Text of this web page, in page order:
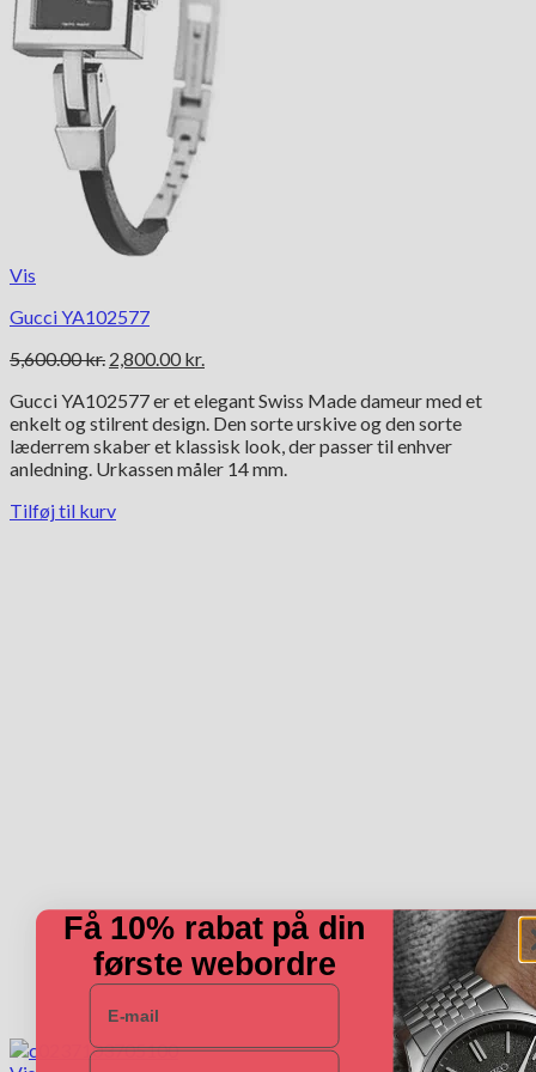
Vis
Gucci YA102577
5,600.00kr. Den
pris
var:
5,600.00 kr..
2,800.00 kr.
pris
er:
2,800.00 kr..
Gucci YA102577 er et elegant Swiss Made dameur med et
enkelt og stilrent design. Den sorte urskive og den sorte
læderrem skaber et klassisk look, der passer til enhver
anledning. Urkassen måler 14 mm.
Tilføj til kurv
Få 10% rabat på din
første webordre
E-mail
Navn